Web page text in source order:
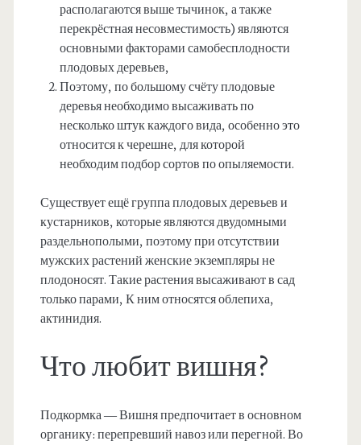
располагаются выше тычинок, а также
перекрёстная несовместимость) являются
основными факторами самобесплодности
плодовых деревьев,
Поэтому, по большому счёту плодовые
деревья необходимо высаживать по
несколько штук каждого вида, особенно это
относится к черешне, для которой
необходим подбор сортов по опыляемости.
Существует ещё группа плодовых деревьев и
кустарников, которые являются двудомными
раздельнополыми, поэтому при отсутствии
мужских растений женские экземпляры не
плодоносят. Такие растения высаживают в сад
только парами, К ним относятся облепиха,
актинидия.
Что любит вишня?
Подкормка — Вишня предпочитает в основном
органику: перепревший навоз или перегной. Во